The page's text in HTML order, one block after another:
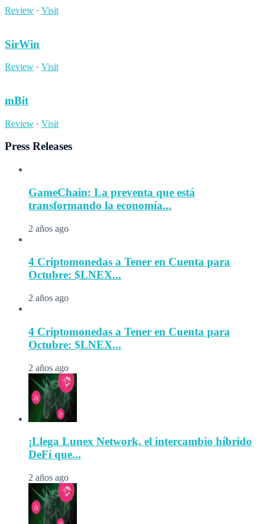
Review · Visit
SirWin
Review · Visit
mBit
Review · Visit
Press Releases
GameChain: La preventa que está
transformando la economía...
2 años ago
4 Criptomonedas a Tener en Cuenta para
Octubre: $LNEX...
2 años ago
4 Criptomonedas a Tener en Cuenta para
Octubre: $LNEX...
2 años ago
¡Llega Lunex Network, el intercambio híbrido
DeFi que...
2 años ago